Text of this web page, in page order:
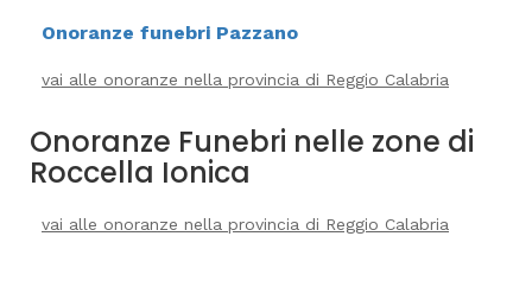
Onoranze funebri Pazzano
vai alle onoranze nella provincia di Reggio Calabria
Onoranze Funebri nelle zone di
Roccella Ionica
vai alle onoranze nella provincia di Reggio Calabria